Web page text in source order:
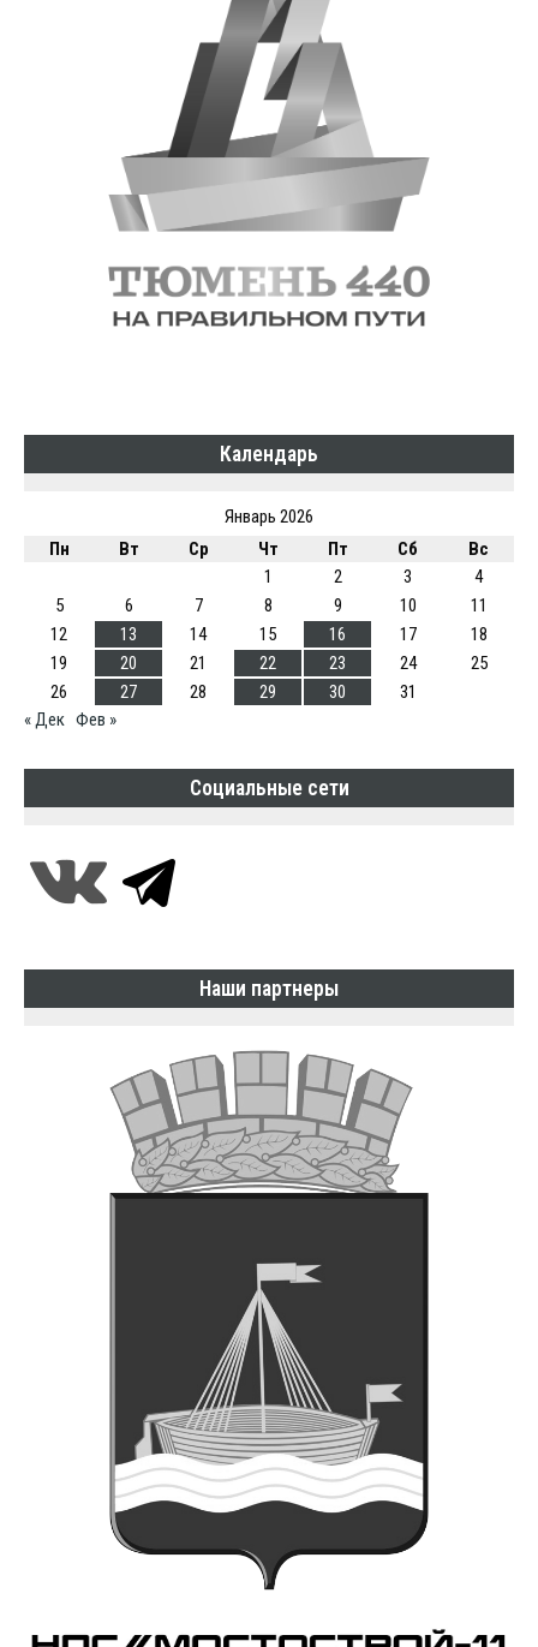
Календарь
Январь 2026
Пн
Вт Ср Чт Пт Сб
Вс
1
2 3
4
5
6 7 8 9 10
11
12
13 14 15 16 17
18
19
20 21 22 23 24
25
26
27 28 29 30
31
« Дек Фев »
Социальные сети
Наши партнеры